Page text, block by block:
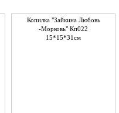
Копилка "Зайкина Любовь
-Морковь" Кп022
15*15*31см